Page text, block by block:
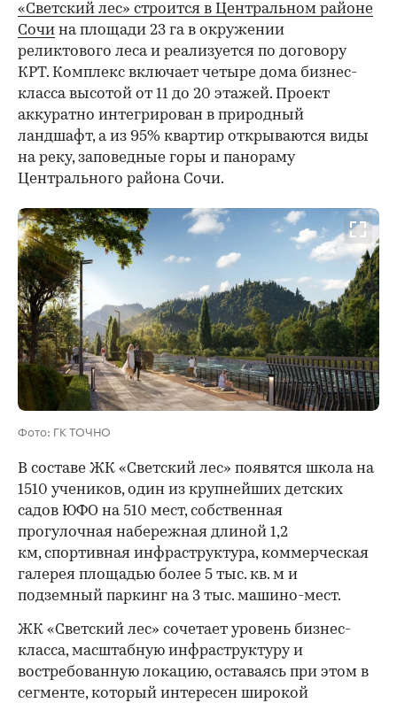
«Светский лес» строится в Центральном районе
Сочи на площади 23 га в окружении
реликтового леса и реализуется по договору
КРТ. Комплекс включает четыре дома бизнес-
класса высотой от 11 до 20 этажей. Проект
аккуратно интегрирован в природный
ландшафт, а из 95% квартир открываются виды
на реку, заповедные горы и панораму
Центрального района Сочи.
Фото: ГК ТОЧНО
00:00
В составе ЖК «Светский лес» появятся школа на
1510 учеников, один из крупнейших детских
садов ЮФО на 510 мест, собственная
прогулочная набережная длиной 1,2
км, спортивная инфраструктура, коммерческая
галерея площадью более 5 тыс. кв. м и
подземный паркинг на 3 тыс. машино-мест.
ЖК «Светский лес» сочетает уровень бизнес-
класса, масштабную инфраструктуру и
востребованную локацию, оставаясь при этом в
сегменте, который интересен широкой